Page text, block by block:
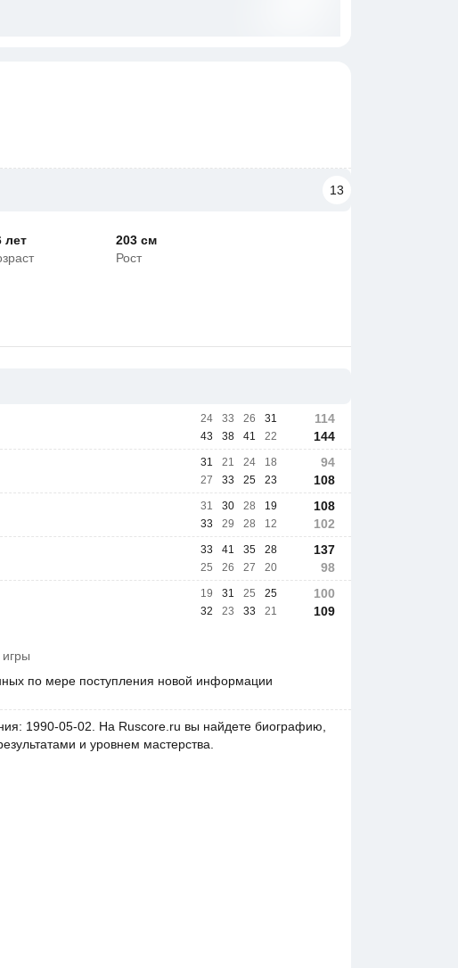
13
лет
203 см
Рост
24
43
33
38
26
41
31
22
114
144
31
27
21
33
24
25
18
23
94
108
31
33
30
29
28
28
19
12
108
102
33
25
41
26
35
27
28
20
137
98
19
32
31
23
25
33
25
21
100
109
игры
по мере поступления новой информации
1990-05-02. На Ruscore.ru вы найдете биографию,
и уровнем мастерства.